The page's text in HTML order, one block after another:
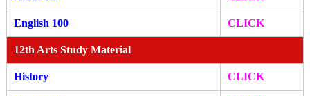
English 100 CLICK
12th Arts Study Material
History CLICK